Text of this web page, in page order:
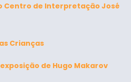
Centro de Interpretação José
Crianças
de Hugo Makarov